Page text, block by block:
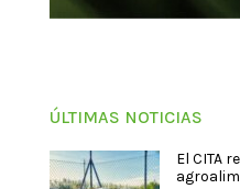
ÚLTIMAS NOTICIAS
El CITA